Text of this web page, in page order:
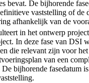
bevat. De bijhorende
vaststelling of de
afhankelijk van de
in het ontwerp
In deze fase van DSI
die relevant zijn voor
van een
bijhorende fasedatum